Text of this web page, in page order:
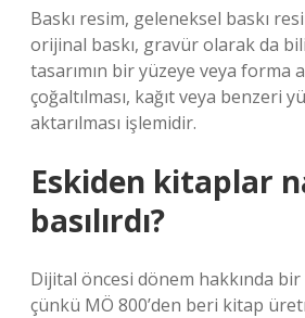
Baskı resim, geleneksel baskı
orijinal baskı, gravür olarak da
tasarımın bir yüzeye veya forma
çoğaltılması, kağıt veya benzeri
aktarılması işlemidir.
Eskiden kitaplar
basılırdı?
Dijital öncesi dönem hakkında
çünkü MÖ 800’den beri kitap